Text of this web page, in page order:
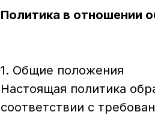
Политика в отношении
1. Общие положения
Настоящая политика
соответствии с